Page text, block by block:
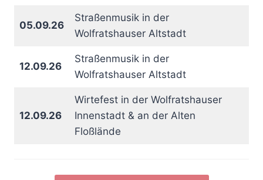
05.09.26
Straßenmusik in der
Wolfratshauser Altstadt
12.09.26
Straßenmusik in der
Wolfratshauser Altstadt
12.09.26
Wirtefest in der Wolfratshauser
Innenstadt & an der Alten
Floßlände